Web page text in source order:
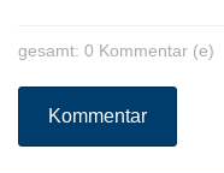
gesamt: 0 Kommentar (e)
Kommentar